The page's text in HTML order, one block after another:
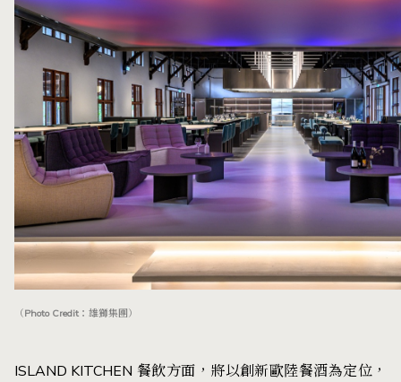
（Photo Credit：雄獅集團）
ISLAND KITCHEN 餐飲方面，將以創新歐陸餐酒為定位，